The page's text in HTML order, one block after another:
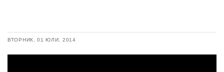
ВТОРНИК, 01 ЮЛИ, 2014